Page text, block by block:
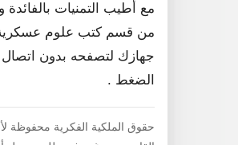
مع أطيب التمنيات بالفائدة
من قسم كتب علوم عسكرية
الضغط .
حقوق الملكية الفكرية محفوظة